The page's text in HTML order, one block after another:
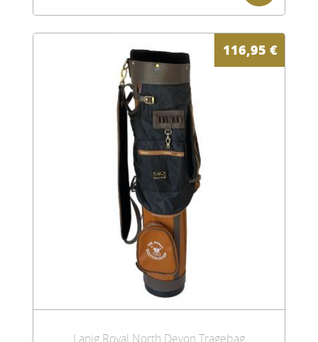
116,95 €
Lanig Royal North Devon Tragebag